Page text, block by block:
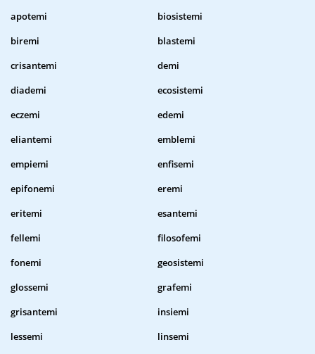
apotemi
biosistemi
biremi
blastemi
crisantemi
demi
diademi
ecosistemi
eczemi
edemi
eliantemi
emblemi
empiemi
enfisemi
epifonemi
eremi
eritemi
esantemi
fellemi
filosofemi
fonemi
geosistemi
glossemi
grafemi
grisantemi
insiemi
lessemi
linsemi